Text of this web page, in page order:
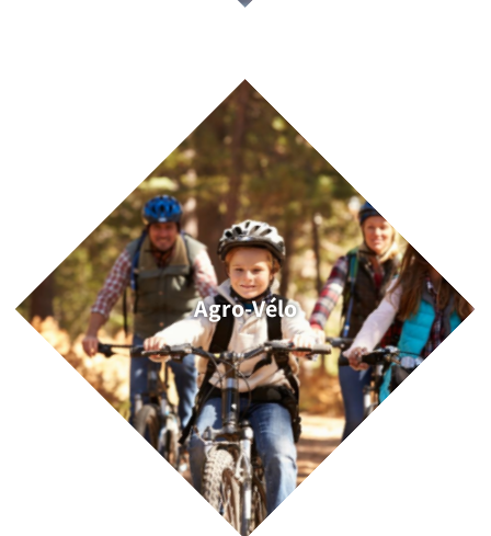
Agro-Vélo